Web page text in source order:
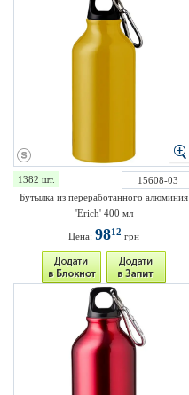
1382 шт.
15608-03
Бутылка из переработанного алюминия
'Erich' 400 мл
Цена: 9812 грн